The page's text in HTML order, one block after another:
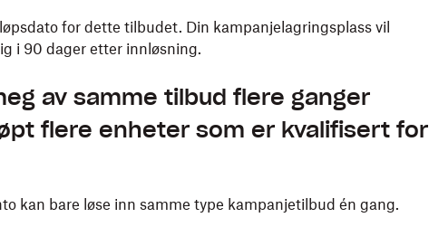
for dette tilbudet. Din kampanjelagringsplass vil
i 90 dager etter innløsning.
av samme tilbud flere ganger
flere enheter som er kvalifisert for
kan bare løse inn samme type kampanjetilbud én gang.